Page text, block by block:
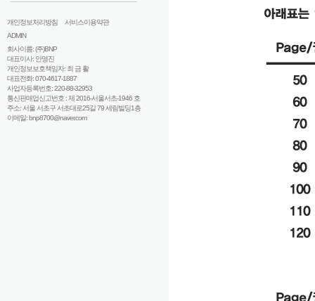
개인정보처리방침
서비스이용약관
ADMIN
회사이름: (주)BNP
대표이사: 안영진
개인정보보호책임자: 최 금 활
대표전화: 070-4617-1887
사업자등록번호: 220-88-32953
통신판매업신고번호 : 제 2016-서울서초-1946 호
주소: 서울 서초구 서초대로25길 79 세림빌딩1층
이메일: bnp8700@naver.com